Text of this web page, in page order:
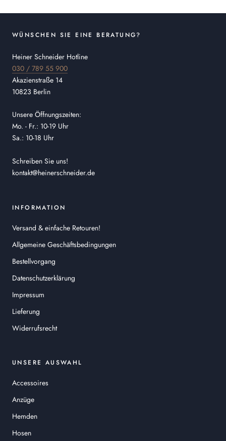
WÜNSCHEN SIE EINE BERATUNG?
Heiner Schneider Hotline
030 / 789 55 900
Akazienstraße 14
10823 Berlin
Unsere Öffnungszeiten:
Mo. - Fr.: 10-19 Uhr
Sa.: 10-18 Uhr
Schreiben Sie uns!
kontakt@heinerschneider.de
INFORMATION
Versand & einfache Retouren!
Allgemeine Geschäftsbedingungen
Bestellvorgang
Datenschutzerklärung
Impressum
Lieferung
Widerrufsrecht
UNSERE AUSWAHL
Accessoires
Anzüge
Hemden
Hosen